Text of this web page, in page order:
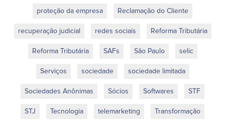
proteção da empresa Reclamação do Cliente
recuperação judicial redes sociais Reforma Tributária
Reforma Tributária SAFs São Paulo selic
Serviços sociedade sociedade limitada
Sociedades Anônimas Sócios Softwares STF
STJ Tecnologia telemarketing Transformação